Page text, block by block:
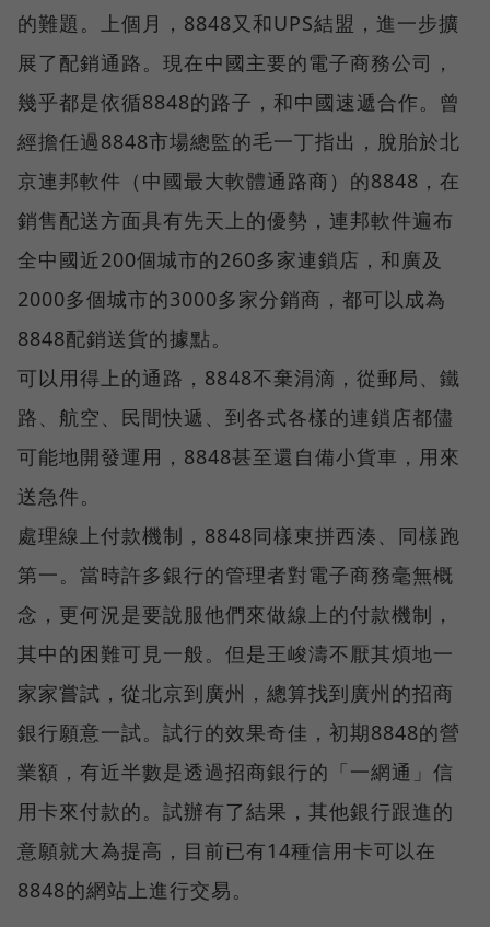
的難題。上個月，8848又和UPS結盟，進一步擴
展了配銷通路。現在中國主要的電子商務公司，
幾乎都是依循8848的路子，和中國速遞合作。曾
經擔任過8848市場總監的毛一丁指出，脫胎於北
京連邦軟件（中國最大軟體通路商）的8848，在
銷售配送方面具有先天上的優勢，連邦軟件遍布
全中國近200個城市的260多家連鎖店，和廣及
2000多個城市的3000多家分銷商，都可以成為
8848配銷送貨的據點。
可以用得上的通路，8848不棄涓滴，從郵局、鐵
路、航空、民間快遞、到各式各樣的連鎖店都儘
可能地開發運用，8848甚至還自備小貨車，用來
送急件。
處理線上付款機制，8848同樣東拼西湊、同樣跑
第一。當時許多銀行的管理者對電子商務毫無概
念，更何況是要說服他們來做線上的付款機制，
其中的困難可見一般。但是王峻濤不厭其煩地一
家家嘗試，從北京到廣州，總算找到廣州的招商
銀行願意一試。試行的效果奇佳，初期8848的營
業額，有近半數是透過招商銀行的「一網通」信
用卡來付款的。試辦有了結果，其他銀行跟進的
意願就大為提高，目前已有14種信用卡可以在
8848的網站上進行交易。